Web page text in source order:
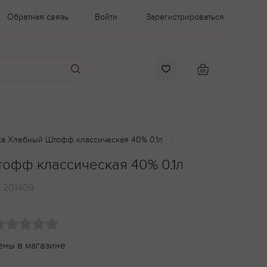
Обратная связь Войти Зарегистрироваться
Хлебный Штофф классическая 40% 0.1л
классическая 40% 0.1л
201409
в магазине